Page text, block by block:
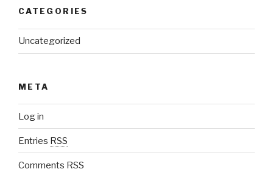
CATEGORIES
Uncategorized
META
Log in
Entries RSS
Comments RSS